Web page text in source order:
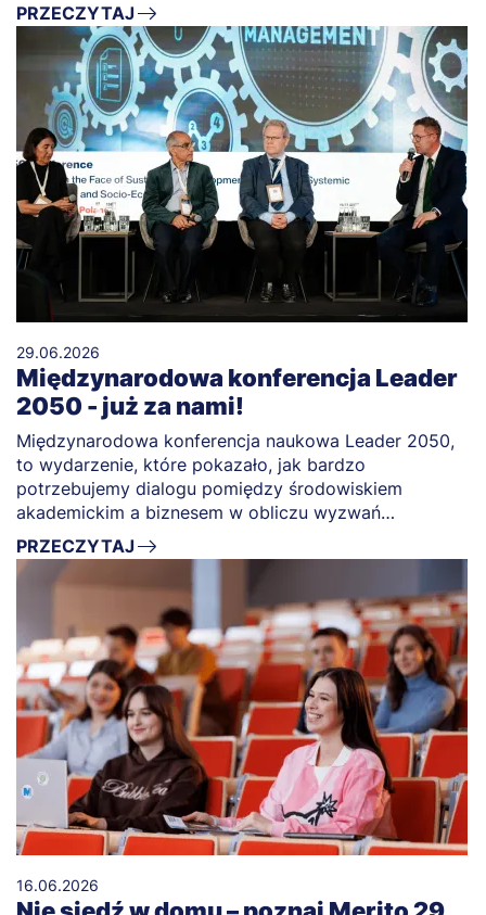
PRZECZYTAJ
29.06.2026
Międzynarodowa konferencja Leader
2050 - już za nami!
Międzynarodowa konferencja naukowa Leader 2050,
to wydarzenie, które pokazało, jak bardzo
potrzebujemy dialogu pomiędzy środowiskiem
akademickim a biznesem w obliczu wyzwań
przyszłości.
PRZECZYTAJ
16.06.2026